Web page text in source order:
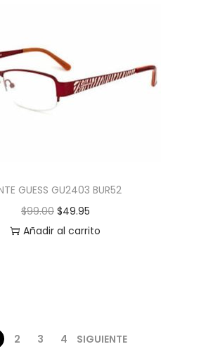
GUESS GU2403 BUR52
$99.00 $49.95
Añadir al carrito
2 3 4 SIGUIENTE